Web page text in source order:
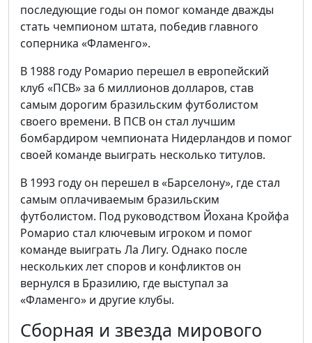
последующие годы он помог команде дважды
стать чемпионом штата, победив главного
соперника «Фламенго».
В 1988 году Ромарио перешел в европейский
клуб «ПСВ» за 6 миллионов долларов, став
самым дорогим бразильским футболистом
своего времени. В ПСВ он стал лучшим
бомбардиром чемпионата Нидерландов и помог
своей команде выиграть несколько титулов.
В 1993 году он перешел в «Барселону», где стал
самым оплачиваемым бразильским
футболистом. Под руководством Йохана Кройфа
Ромарио стал ключевым игроком и помог
команде выиграть Ла Лигу. Однако после
нескольких лет споров и конфликтов он
вернулся в Бразилию, где выступал за
«Фламенго» и другие клубы.
Сборная и звезда мирового